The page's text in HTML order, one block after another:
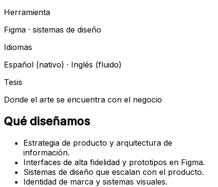
Herramienta
Figma · sistemas de diseño
Idiomas
Español (nativo) · Inglés (fluido)
Tesis
Donde el arte se encuentra con el negocio
Qué diseñamos
Estrategia de producto y arquitectura de
información.
Interfaces de alta fidelidad y prototipos en Figma.
Sistemas de diseño que escalan con el producto.
Identidad de marca y sistemas visuales.